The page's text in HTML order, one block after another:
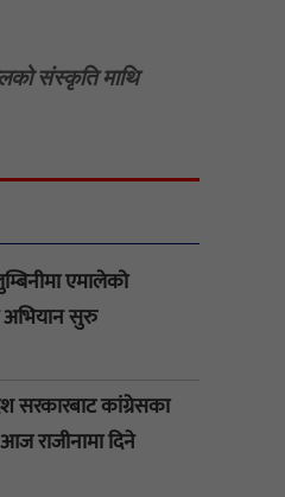
संस्कृति माथि
एमालेको
अभियान सुरु
सरकारबाट कांग्रेसका
राजीनामा दिने